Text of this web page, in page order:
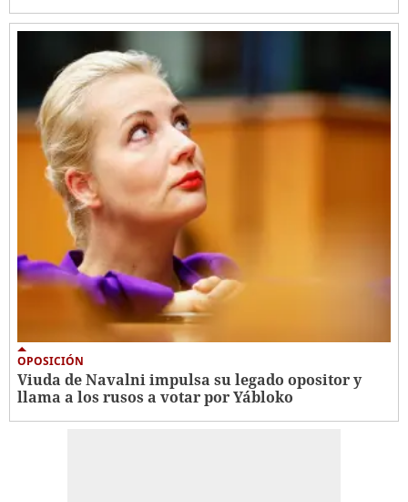
OPOSICIÓN
Viuda de Navalni impulsa su legado opositor y
llama a los rusos a votar por Yábloko